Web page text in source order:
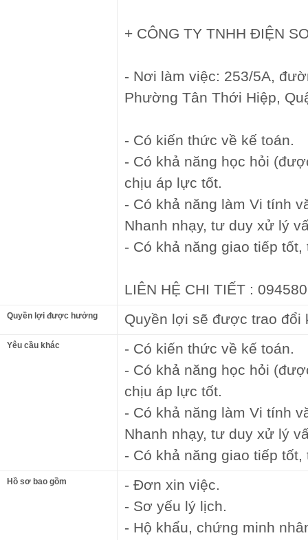
+ CÔNG TY TNHH ĐIỆN
- Nơi làm việc: 253/5A,
Phường Tân Thới Hiệp,
- Có kiến thức về kế toán.
- Có khả năng học hỏi
chịu áp lực tốt.
- Có khả năng làm Vi tính
Nhanh nhạy, tư duy xử lý
- Có khả năng giao tiếp
LIÊN HỆ CHI TIẾT :
Quyền lợi được hưởng Quyền lợi sẽ được trao đổi
Yêu cầu khác
- Có kiến thức về kế toán.
- Có khả năng học hỏi
chịu áp lực tốt.
- Có khả năng làm Vi tính
Nhanh nhạy, tư duy xử lý
- Có khả năng giao tiếp
Hồ sơ bao gồm
- Đơn xin việc.
- Sơ yếu lý lịch.
- Hộ khẩu, chứng minh